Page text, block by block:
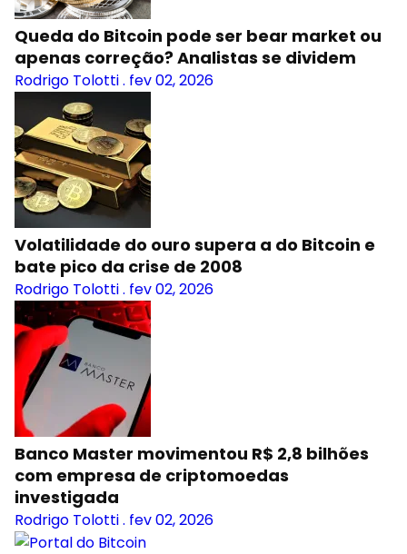
Queda do Bitcoin pode ser bear market ou
apenas correção? Analistas se dividem
Rodrigo Tolotti. fev 02, 2026
Volatilidade do ouro supera a do Bitcoin e
bate pico da crise de 2008
Rodrigo Tolotti. fev 02, 2026
Banco Master movimentou R$ 2,8 bilhões
com empresa de criptomoedas
investigada
Rodrigo Tolotti. fev 02, 2026